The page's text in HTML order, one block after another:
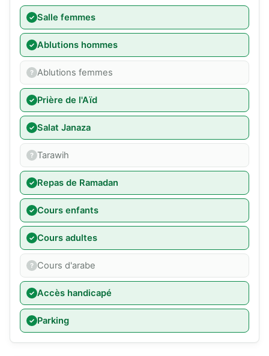
Salle femmes
Ablutions hommes
Ablutions femmes
Prière de l'Aïd
Salat Janaza
Tarawih
Repas de Ramadan
Cours enfants
Cours adultes
Cours d'arabe
Accès handicapé
Parking